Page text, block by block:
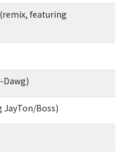
featuring
Dawg)
JayTon/Boss)